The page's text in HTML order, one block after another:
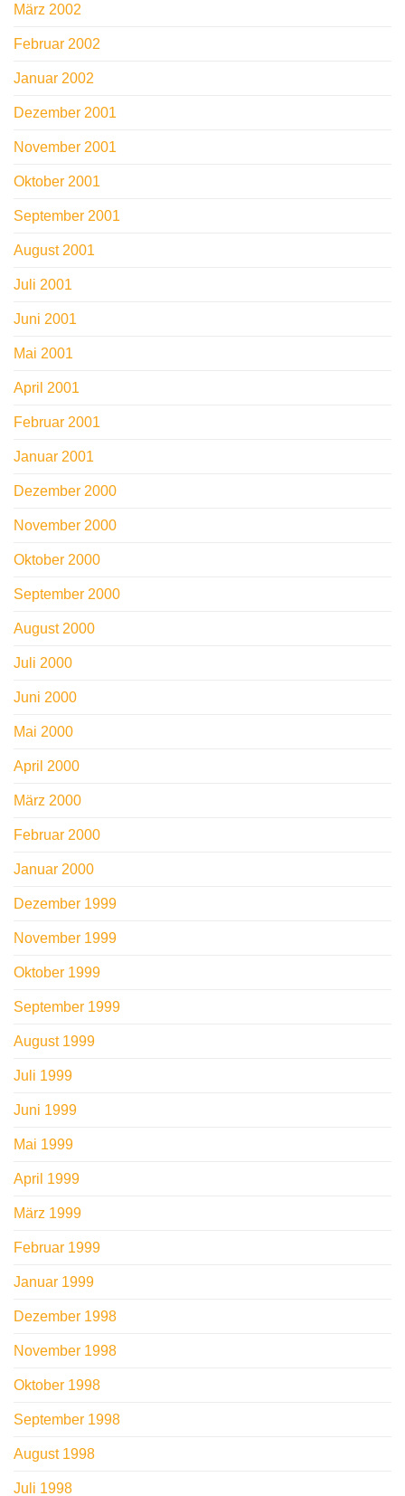
März 2002
Februar 2002
Januar 2002
Dezember 2001
November 2001
Oktober 2001
September 2001
August 2001
Juli 2001
Juni 2001
Mai 2001
April 2001
Februar 2001
Januar 2001
Dezember 2000
November 2000
Oktober 2000
September 2000
August 2000
Juli 2000
Juni 2000
Mai 2000
April 2000
März 2000
Februar 2000
Januar 2000
Dezember 1999
November 1999
Oktober 1999
September 1999
August 1999
Juli 1999
Juni 1999
Mai 1999
April 1999
März 1999
Februar 1999
Januar 1999
Dezember 1998
November 1998
Oktober 1998
September 1998
August 1998
Juli 1998